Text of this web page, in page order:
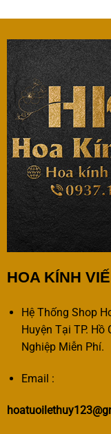
HOA KÍNH
Hệ Thống Shop
Huyện Tại TP. Hồ
Nghiệp Miễn Phí.
Email :